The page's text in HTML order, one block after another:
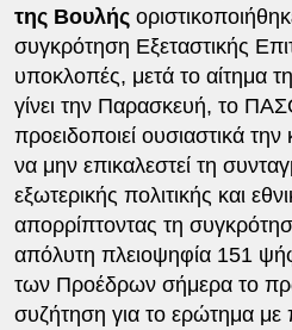
της Βουλής
συγκρότηση Εξεταστικής
υποκλοπές, μετά το αίτημα
γίνει την Παρασκευή, το
προειδοποιεί ουσιαστικά
να μην επικαλεστεί τη
εξωτερικής πολιτικής και
απορρίπτοντας τη
απόλυτη πλειοψηφία 151
των Προέδρων σήμερα το
συζήτηση για το ερώτημα με